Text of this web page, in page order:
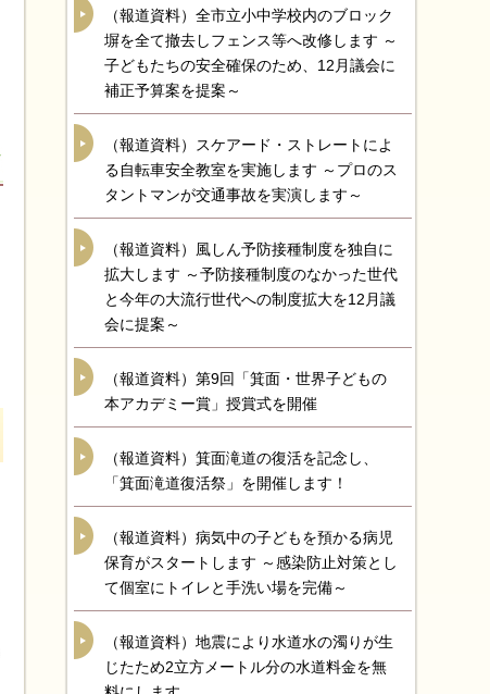
（報道資料）全市立小中学校内のブロック
塀を全て撤去しフェンス等へ改修します ～
子どもたちの安全確保のため、12月議会に
補正予算案を提案～
（報道資料）スケアード・ストレートによ
る自転車安全教室を実施します ～プロのス
タントマンが交通事故を実演します～
（報道資料）風しん予防接種制度を独自に
拡大します ～予防接種制度のなかった世代
と今年の大流行世代への制度拡大を12月議
会に提案～
（報道資料）第9回「箕面・世界子どもの
本アカデミー賞」授賞式を開催
（報道資料）箕面滝道の復活を記念し、
「箕面滝道復活祭」を開催します！
（報道資料）病気中の子どもを預かる病児
保育がスタートします ～感染防止対策とし
て個室にトイレと手洗い場を完備～
（報道資料）地震により水道水の濁りが生
じたため2立方メートル分の水道料金を無